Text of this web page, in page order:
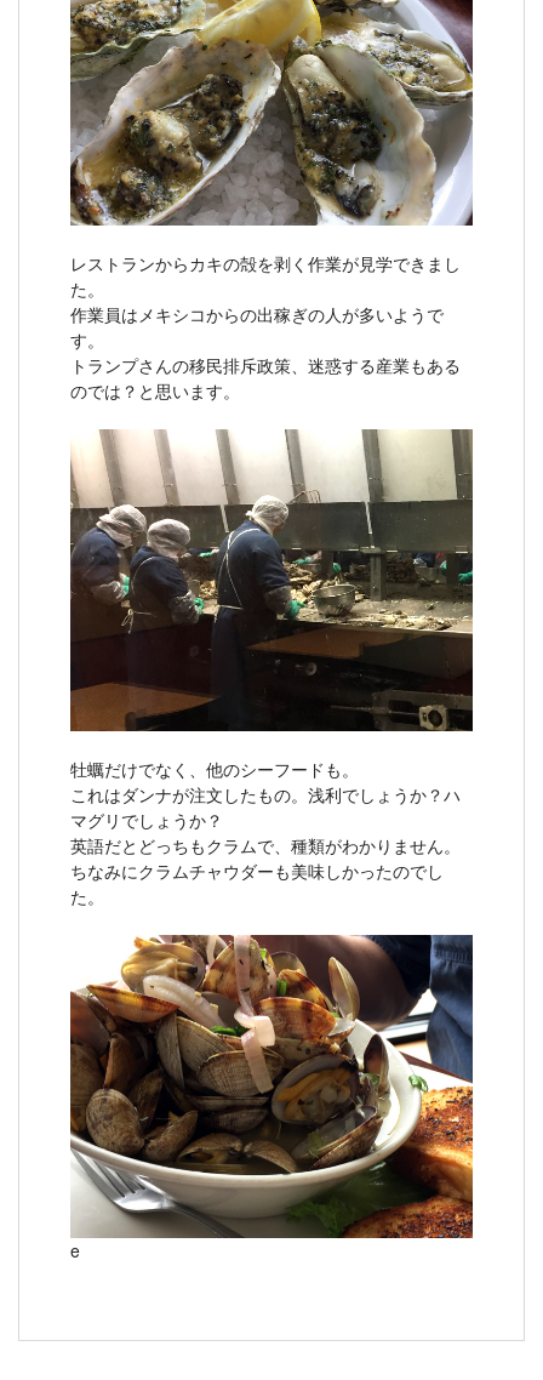
レストランからカキの殻を剥く作業が見学できまし
た。
作業員はメキシコからの出稼ぎの人が多いようで
す。
トランプさんの移民排斥政策、迷惑する産業もある
のでは？と思います。
牡蠣だけでなく、他のシーフードも。
これはダンナが注文したもの。浅利でしょうか？ハ
マグリでしょうか？
英語だとどっちもクラムで、種類がわかりません。
ちなみにクラムチャウダーも美味しかったのでし
た。
e